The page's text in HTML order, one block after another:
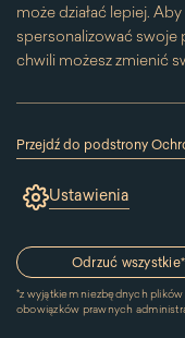
może działać lepiej. Aby uzyskać więcej informacji i
spersonalizować swoje
chwili możesz zmienić
używanie plików
„Cookies” znajdującą
Przesuwając suwak w
konkretne ciasteczko.
wyłączasz taką zgodę.
Przejdź do podstrony
(link
się
oknie)
Ustawienia
Odrzuć wszystkie*
*z wyjątkiem niezbędnych plików
obowiązków prawnych
Kontakt
MUZEUM
KRÓLA JANA III